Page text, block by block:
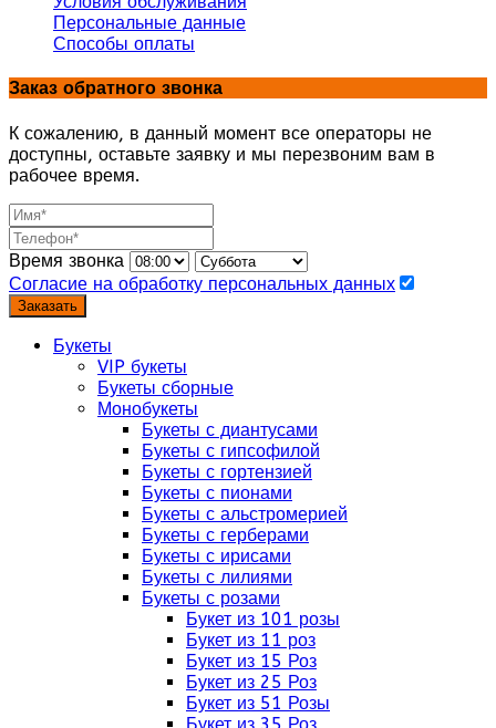
Персональные данные
Способы оплаты
Заказ обратного звонка
К сожалению, в данный момент все операторы не
доступны, оставьте заявку и мы перезвоним вам в
рабочее время.
Время звонка
Согласие на обработку персональных данных
Заказать
Букеты
VIP букеты
Букеты сборные
Монобукеты
Букеты с диантусами
Букеты с гипсофилой
Букеты с гортензией
Букеты с пионами
Букеты с альстромерией
Букеты с герберами
Букеты с ирисами
Букеты с лилиями
Букеты с розами
Букет из 101 розы
Букет из 11 роз
Букет из 15 Роз
Букет из 25 Роз
Букет из 51 Розы
Букет из 35 Роз